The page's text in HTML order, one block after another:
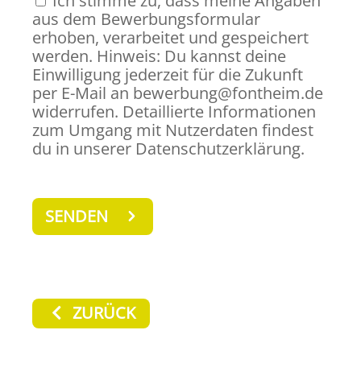
aus dem Bewerbungsformular
erhoben, verarbeitet und gespeichert
werden. Hinweis: Du kannst deine
Einwilligung jederzeit für die Zukunft
per E-Mail an bewerbung@fontheim.de
widerrufen. Detaillierte Informationen
zum Umgang mit Nutzerdaten findest
du in unserer Datenschutzerklärung.
ZURÜCK